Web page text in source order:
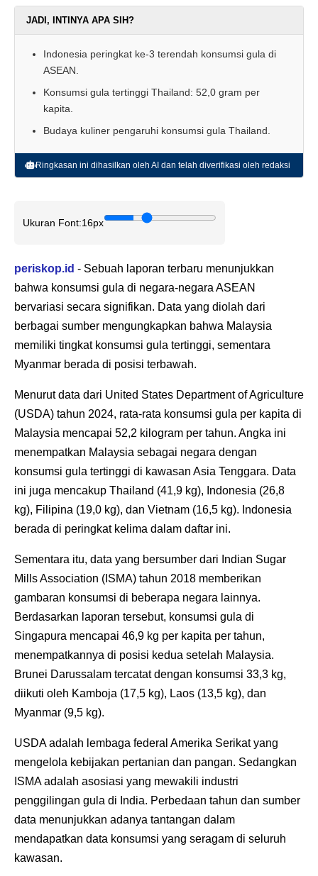
JADI, INTINYA APA SIH?
Indonesia peringkat ke-3 terendah konsumsi gula di
ASEAN.
Konsumsi gula tertinggi Thailand: 52,0 gram per
kapita.
Budaya kuliner pengaruhi konsumsi gula Thailand.
Ringkasan ini dihasilkan oleh AI dan telah diverifikasi oleh redaksi
Ukuran Font:16px
periskop.id - Sebuah laporan terbaru menunjukkan
bahwa konsumsi gula di negara-negara ASEAN
bervariasi secara signifikan. Data yang diolah dari
berbagai sumber mengungkapkan bahwa Malaysia
memiliki tingkat konsumsi gula tertinggi, sementara
Myanmar berada di posisi terbawah.
Menurut data dari United States Department of Agriculture
(USDA) tahun 2024, rata-rata konsumsi gula per kapita di
Malaysia mencapai 52,2 kilogram per tahun. Angka ini
menempatkan Malaysia sebagai negara dengan
konsumsi gula tertinggi di kawasan Asia Tenggara. Data
ini juga mencakup Thailand (41,9 kg), Indonesia (26,8
kg), Filipina (19,0 kg), dan Vietnam (16,5 kg). Indonesia
berada di peringkat kelima dalam daftar ini.
Sementara itu, data yang bersumber dari Indian Sugar
Mills Association (ISMA) tahun 2018 memberikan
gambaran konsumsi di beberapa negara lainnya.
Berdasarkan laporan tersebut, konsumsi gula di
Singapura mencapai 46,9 kg per kapita per tahun,
menempatkannya di posisi kedua setelah Malaysia.
Brunei Darussalam tercatat dengan konsumsi 33,3 kg,
diikuti oleh Kamboja (17,5 kg), Laos (13,5 kg), dan
Myanmar (9,5 kg).
USDA adalah lembaga federal Amerika Serikat yang
mengelola kebijakan pertanian dan pangan. Sedangkan
ISMA adalah asosiasi yang mewakili industri
penggilingan gula di India. Perbedaan tahun dan sumber
data menunjukkan adanya tantangan dalam
mendapatkan data konsumsi yang seragam di seluruh
kawasan.